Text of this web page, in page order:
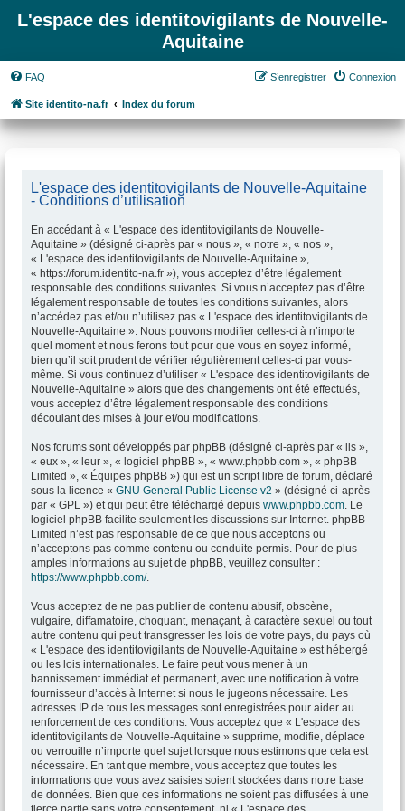
L'espace des identitovigilants de Nouvelle-
Aquitaine
FAQ Connexion
S’enregistrer
Site identito-na.fr Index du forum
L'espace des identitovigilants de Nouvelle-Aquitaine
- Conditions d’utilisation
En accédant à « L'espace des identitovigilants de Nouvelle-
Aquitaine » (désigné ci-après par « nous », « notre », « nos »,
« L'espace des identitovigilants de Nouvelle-Aquitaine »,
« https://forum.identito-na.fr »), vous acceptez d’être légalement
responsable des conditions suivantes. Si vous n’acceptez pas d’être
légalement responsable de toutes les conditions suivantes, alors
n’accédez pas et/ou n’utilisez pas « L'espace des identitovigilants de
Nouvelle-Aquitaine ». Nous pouvons modifier celles-ci à n’importe
quel moment et nous ferons tout pour que vous en soyez informé,
bien qu’il soit prudent de vérifier régulièrement celles-ci par vous-
même. Si vous continuez d’utiliser « L'espace des identitovigilants de
Nouvelle-Aquitaine » alors que des changements ont été effectués,
vous acceptez d’être légalement responsable des conditions
découlant des mises à jour et/ou modifications.
Nos forums sont développés par phpBB (désigné ci-après par « ils »,
« eux », « leur », « logiciel phpBB », « www.phpbb.com », « phpBB
Limited », « Équipes phpBB ») qui est un script libre de forum, déclaré
sous la licence « GNU General Public License v2 » (désigné ci-après
par « GPL ») et qui peut être téléchargé depuis www.phpbb.com. Le
logiciel phpBB facilite seulement les discussions sur Internet. phpBB
Limited n’est pas responsable de ce que nous acceptons ou
n’acceptons pas comme contenu ou conduite permis. Pour de plus
amples informations au sujet de phpBB, veuillez consulter :
https://www.phpbb.com/.
Vous acceptez de ne pas publier de contenu abusif, obscène,
vulgaire, diffamatoire, choquant, menaçant, à caractère sexuel ou tout
autre contenu qui peut transgresser les lois de votre pays, du pays où
« L'espace des identitovigilants de Nouvelle-Aquitaine » est hébergé
ou les lois internationales. Le faire peut vous mener à un
bannissement immédiat et permanent, avec une notification à votre
fournisseur d’accès à Internet si nous le jugeons nécessaire. Les
adresses IP de tous les messages sont enregistrées pour aider au
renforcement de ces conditions. Vous acceptez que « L'espace des
identitovigilants de Nouvelle-Aquitaine » supprime, modifie, déplace
ou verrouille n’importe quel sujet lorsque nous estimons que cela est
nécessaire. En tant que membre, vous acceptez que toutes les
informations que vous avez saisies soient stockées dans notre base
de données. Bien que ces informations ne soient pas diffusées à une